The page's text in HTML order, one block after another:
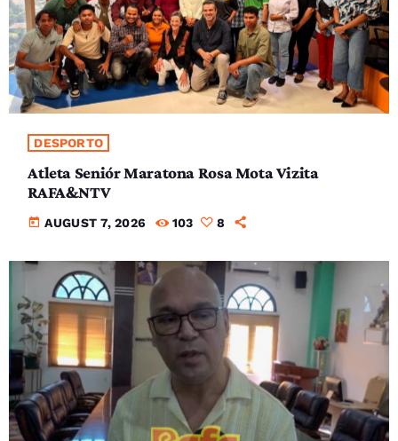
DESPORTO
Atleta Seniór Maratona Rosa Mota Vizita
RAFA&NTV
today AUGUST 7, 2026 103 8